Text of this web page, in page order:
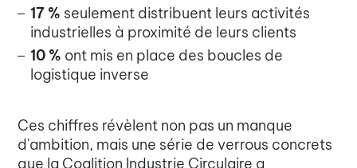
17 % seulement distribuent leurs activités
industrielles à proximité de leurs clients
10 % ont mis en place des boucles de
logistique inverse
Ces chiffres révèlent non pas un manque
d'ambition, mais une série de verrous concrets
que la Coalition Industrie Circulaire a